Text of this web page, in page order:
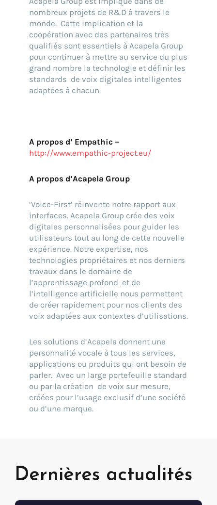
nombreux projets de R&D à travers le
monde. Cette implication et la
coopération avec des partenaires très
qualifiés sont essentiels à Acapela Group
pour continuer à mettre au service du plus
grand nombre la technologie et définir les
standards de voix digitales intelligentes
adaptées à chacun.
A propos d’ Empathic –
http://www.empathic-project.eu/
A propos d’Acapela Group
‘Voice-First’ réinvente notre rapport aux
interfaces. Acapela Group crée des voix
digitales personnalisées pour guider les
utilisateurs tout au long de cette nouvelle
expérience. Notre expertise, nos
technologies propriétaires et nos derniers
travaux dans le domaine de
l’apprentissage profond et de
l’intelligence artificielle nous permettent
de créer rapidement pour nos clients des
voix adaptées aux contextes d’utilisations.
Les solutions d’Acapela donnent une
personnalité vocale à tous les services,
applications ou produits qui ont besoin de
parler. Avec un large portefeuille standard
ou par la création de voix sur mesure,
créées pour l’usage exclusif d’une société
ou d’une marque.
Dernières actualités